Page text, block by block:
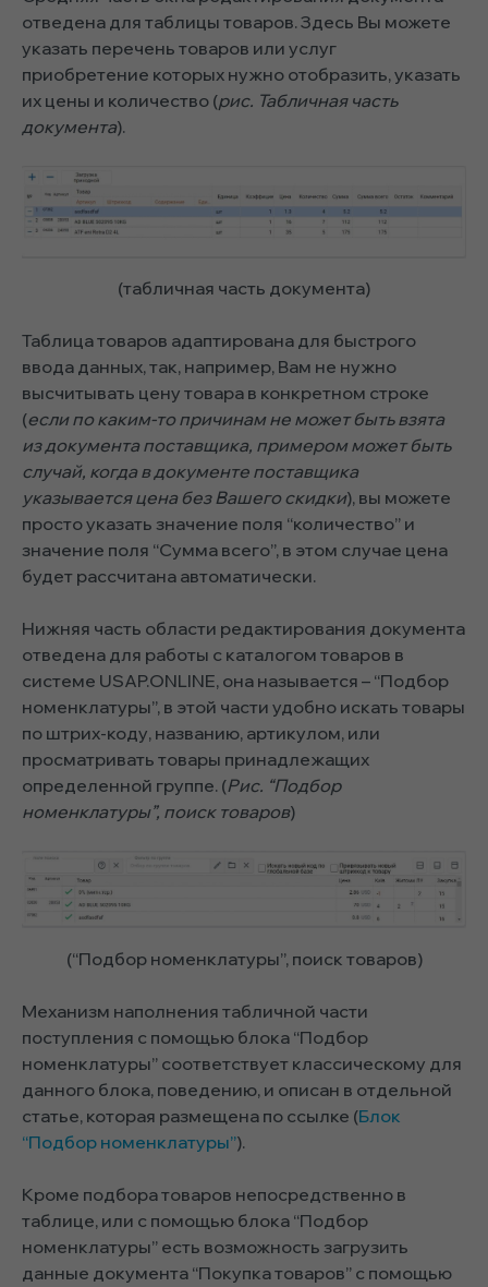
отведена для таблицы товаров. Здесь Вы можете
указать перечень товаров или услуг
приобретение которых нужно отобразить, указать
их цены и количество (рис. Табличная часть
документа).
(табличная часть документа)
Таблица товаров адаптирована для быстрого
ввода данных, так, например, Вам не нужно
высчитывать цену товара в конкретном строке
(если по каким-то причинам не может быть взята
из документа поставщика, примером может быть
случай, когда в документе поставщика
указывается цена без Вашего скидки), вы можете
просто указать значение поля “количество” и
значение поля “Сумма всего”, в этом случае цена
будет рассчитана автоматически.
Нижняя часть области редактирования документа
отведена для работы с каталогом товаров в
системе USAP.ONLINE, она называется – “Подбор
номенклатуры”, в этой части удобно искать товары
по штрих-коду, названию, артикулом, или
просматривать товары принадлежащих
определенной группе. (Рис. “Подбор
номенклатуры”, поиск товаров)
(“Подбор номенклатуры”, поиск товаров)
Механизм наполнения табличной части
поступления с помощью блока “Подбор
номенклатуры” соответствует классическому для
данного блока, поведению, и описан в отдельной
статье, которая размещена по ссылке (Блок
“Подбор номенклатуры”).
Кроме подбора товаров непосредственно в
таблице, или с помощью блока “Подбор
номенклатуры” есть возможность загрузить
данные документа “Покупка товаров” с помощью